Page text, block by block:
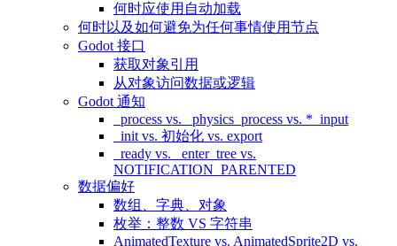
何时应使用自动加载
何时以及如何避免为任何事情使用节点
Godot 接口
获取对象引用
从对象访问数据或逻辑
Godot 通知
_process vs. _physics_process vs. *_input
_init vs. 初始化 vs. export
_ready vs. _enter_tree vs.
NOTIFICATION_PARENTED
数据偏好
数组、字典、对象
枚举：整数 VS 字符串
AnimatedTexture vs. AnimatedSprite2D vs.